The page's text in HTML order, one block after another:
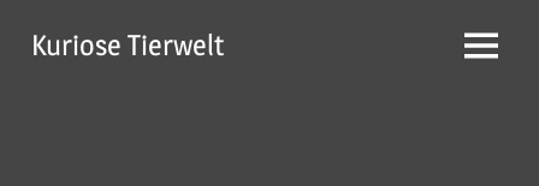
InhaltKuriose Tierwelt Menü